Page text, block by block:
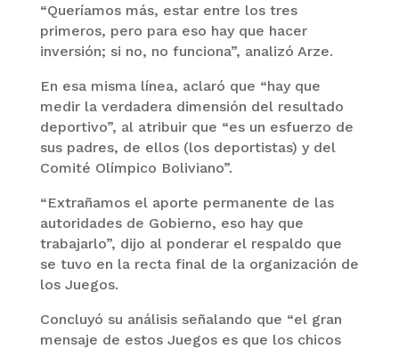
“Queríamos más, estar entre los tres
primeros, pero para eso hay que hacer
inversión; si no, no funciona”, analizó Arze.
En esa misma línea, aclaró que “hay que
medir la verdadera dimensión del resultado
deportivo”, al atribuir que “es un esfuerzo de
sus padres, de ellos (los deportistas) y del
Comité Olímpico Boliviano”.
“Extrañamos el aporte permanente de las
autoridades de Gobierno, eso hay que
trabajarlo”, dijo al ponderar el respaldo que
se tuvo en la recta final de la organización de
los Juegos.
Concluyó su análisis señalando que “el gran
mensaje de estos Juegos es que los chicos